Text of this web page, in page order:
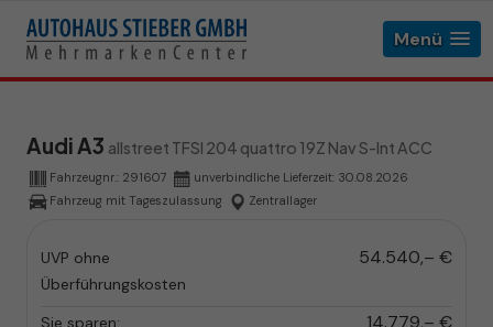
Menü
Audi A3 allstreet TFSI 204 quattro 19Z Nav S-Int ACC
Fahrzeugnr.: 291607 unverbindliche Lieferzeit: 30.08.2026
Fahrzeug mit Tageszulassung
Zentrallager
UVP ohne
Überführungskosten
54.540,– €
Sie sparen:
14.779,– €